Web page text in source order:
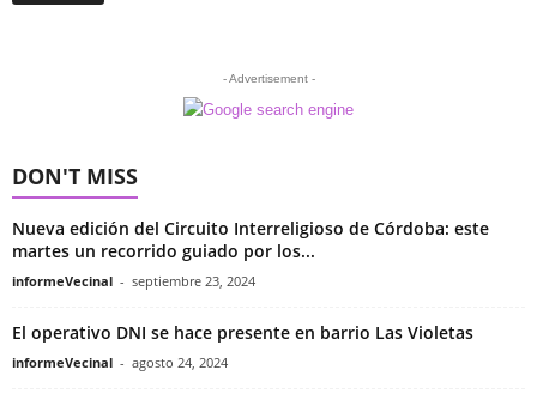
- Advertisement -
DON'T MISS
Nueva edición del Circuito Interreligioso de Córdoba: este
martes un recorrido guiado por los...
informeVecinal - septiembre 23, 2024
El operativo DNI se hace presente en barrio Las Violetas
informeVecinal - agosto 24, 2024